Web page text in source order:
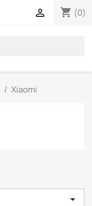
shopping_cart (0)

Xiaomi
